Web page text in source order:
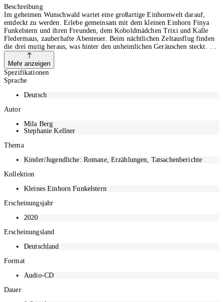
Beschreibung
Im geheimen Wunschwald wartet eine großartige Einhornwelt darauf,
entdeckt zu werden. Erlebe gemeinsam mit dem kleinen Einhorn Finya
Funkelstern und ihren Freunden, dem Koboldmädchen Trixi und Kalle
Fledermaus, zauberhafte Abenteuer. Beim nächtlichen Zeltausflug finden
die drei mutig heraus, was hinter den unheimlichen Geräuschen steckt. Sie
helfen dem großen Einhorn Elara, das sich seit Tagen schrecklich traurig
fühlt, mit einem klugen Plan. Und als Finya und Trixi einen schlimmen
Streit haben, schafft Kalle es, dass die beiden sich versöhnen. Denn beste
Freunde sind schließlich immer füreinander da. Zwölf Vorlesegeschichten
mit einem großen Themenspektrum - zum Träumen schön. Mit opulent
gestalteten vierfarbigen Illustrationen von Marina Krämer auf jeder Seite
Geschichten. Weitere Abenteuer mit dem kleinen Einhorn: Kleines
Funkelstern - Mit dir werden Wünsche wahr.
Mehr anzeigen
Spezifikationen
Sprache
Deutsch
Autor
Mila Berg
Stephanie Kellner
Thema
Kinder/Jugendliche: Romane, Erzählungen, Tatsachenberichte
Kollektion
Kleines Einhorn Funkelstern
Erscheinungsjahr
2020
Erscheinungsland
Deutschland
Format
Audio-CD
Dauer